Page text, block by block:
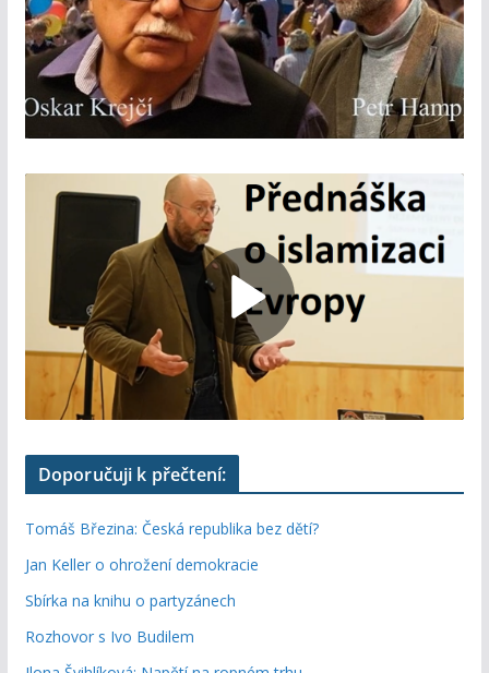
Doporučuji k přečtení:
Tomáš Březina: Česká republika bez dětí?
Jan Keller o ohrožení demokracie
Sbírka na knihu o partyzánech
Rozhovor s Ivo Budilem